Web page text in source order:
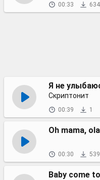
00:33 634
Я не
Скриптонит
00:39 1
Oh mama,
00:30 539
Baby come